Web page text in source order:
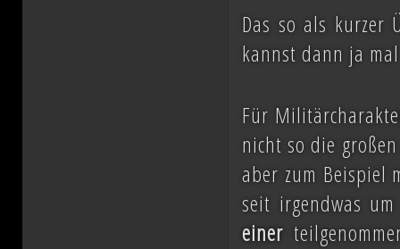
Das so als
kannst dann ja
Für
nicht so die
aber zum Beispiel
seit irgendwas
einer